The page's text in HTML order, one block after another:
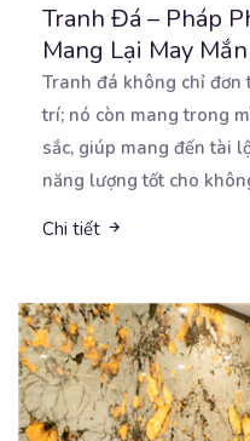
Tranh Đá – Pháp
Mang Lại May
Tranh đá không chỉ
trí; nó còn mang trong
sắc, giúp mang đến tài
năng lượng tốt cho
Chi tiết